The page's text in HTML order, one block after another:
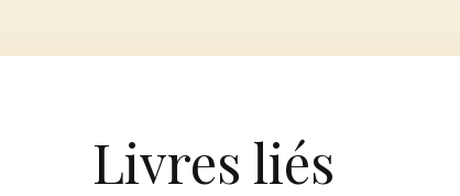
Livres liés